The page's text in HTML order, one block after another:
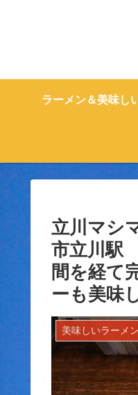
ラーメン＆美味し
立川マシ
市立川駅
間を経て
ーも美味
美味しいラーメ